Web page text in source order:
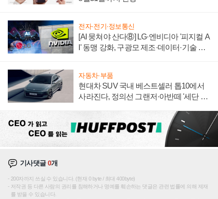
전자·전기·정보통신
[AI 뭉쳐야 산다⑧] LG·엔비디아 '피지컬 A
I' 동맹 강화, 구광모 제조·데이터·기술 결
자동차·부품
현대차 SUV 국내 베스트셀러 톱10에서
사라진다, 정의선 그랜저·아반떼 '세단 쌍
기사댓글0개
200자까지 쓰실 수 있습니다. (현재 0 byte / 최대 400byte)
저작권 등 다른 사람의 권리를 침해하거나 명예를 훼손하는 댓글은 관련 법률에 의해 제재
를 받을 수 있습니다.